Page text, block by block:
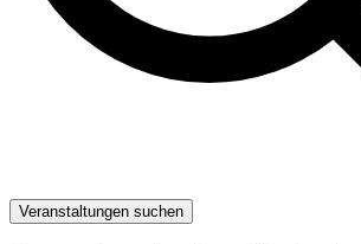
Veranstaltungen suchen